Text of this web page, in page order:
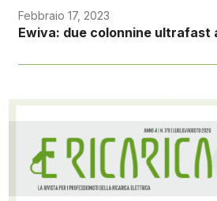
Febbraio 17, 2023
Ewiva: due colonnine ultrafast